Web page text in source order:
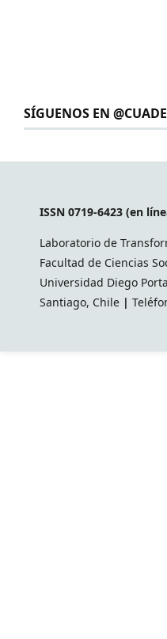
SÍGUENOS EN
ISSN 0719-
Laboratorio de
Facultad de Ciencias
Universidad Diego
Santiago, Chile |